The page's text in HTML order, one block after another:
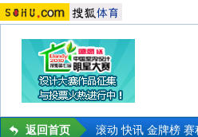
返回首页 滚动 快讯 金牌榜 赛